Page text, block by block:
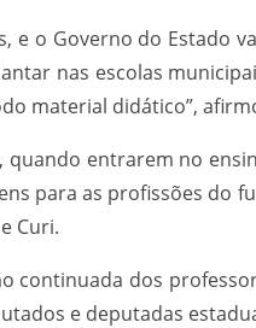
e o Governo do Estado
nas escolas
material didático”,
entrarem no
para as profissões do
Curi.
continuada dos
e deputadas